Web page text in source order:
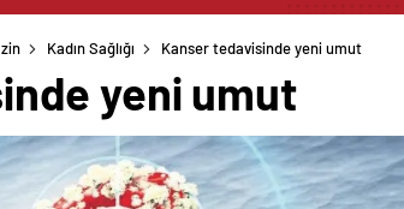
Kadın Sağlığı Kanser tedavisinde yeni umut
yeni umut